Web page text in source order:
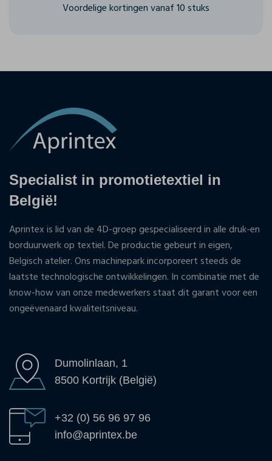
Voordelige kortingen vanaf 10 stuks
Specialist in promotietextiel in
België!
Aprintex is lid van de 4D-groep gespecialiseerd in alle druk-en
borduurwerk op textiel. De productie gebeurt in eigen,
Belgisch atelier. Ons machinepark incorporeert steeds de
laatste technologische ontwikkelingen. In combinatie met de
know-how van onze medewerkers staat dit garant voor een
ongeëvenaard kwaliteitsniveau.
Dumolinlaan, 1
8500 Kortrijk (België)
+32 (0) 56 96 97 96
info@aprintex.be